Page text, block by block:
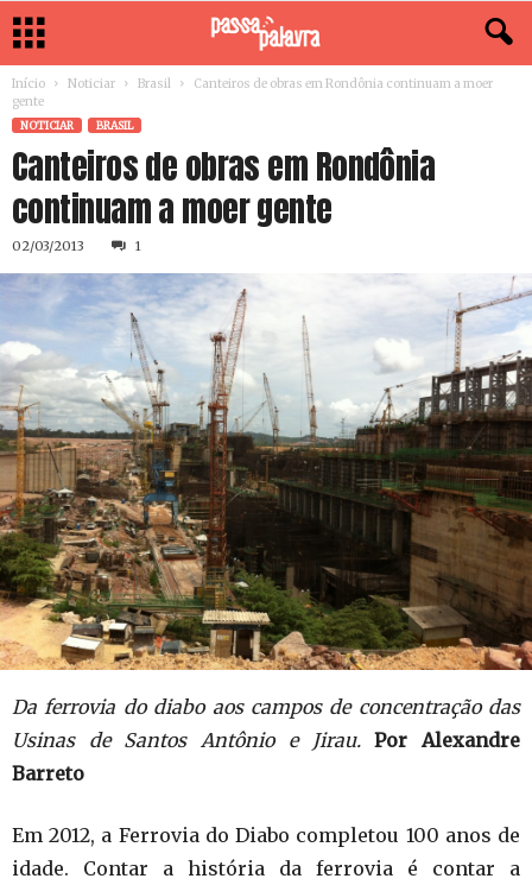
Início Noticiar Brasil
Canteiros de obras em Rondônia continuam a moer
gente
NOTICIAR BRASIL
Canteiros de obras em Rondônia
continuam a moer gente
02/03/2013 1
Da ferrovia do diabo aos campos de concentração das
Usinas de Santos Antônio e Jirau. Por Alexandre
Barreto
Em 2012, a Ferrovia do Diabo completou 100 anos de
idade. Contar a história da ferrovia é contar a